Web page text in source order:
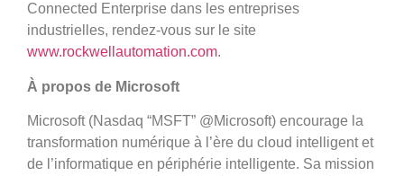
Connected Enterprise dans les entreprises
industrielles, rendez-vous sur le site
www.rockwellautomation.com.
À propos de Microsoft
Microsoft (Nasdaq “MSFT” @Microsoft) encourage la
transformation numérique à l’ère du cloud intelligent et
de l’informatique en périphérie intelligente. Sa mission